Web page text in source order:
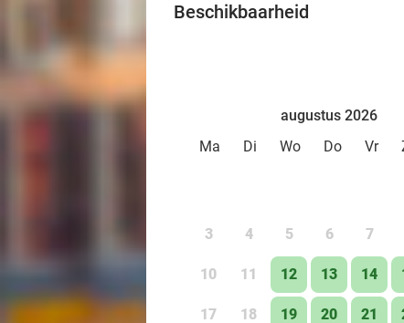
Beschikbaarheid
augustus 2026
Ma
Di Wo Do Vr
3 4 5 6 7
10 11 12 13 14
17 18 19 20 21